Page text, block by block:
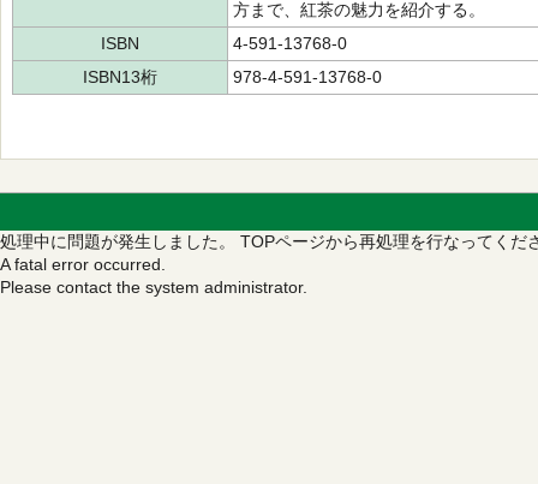
方まで、紅茶の魅力を紹介する。
ISBN
4-591-13768-0
ISBN13桁
978-4-591-13768-0
処理中に問題が発生しました。 TOPページから再処理を行なってくだ
A fatal error occurred.
Please contact the system administrator.